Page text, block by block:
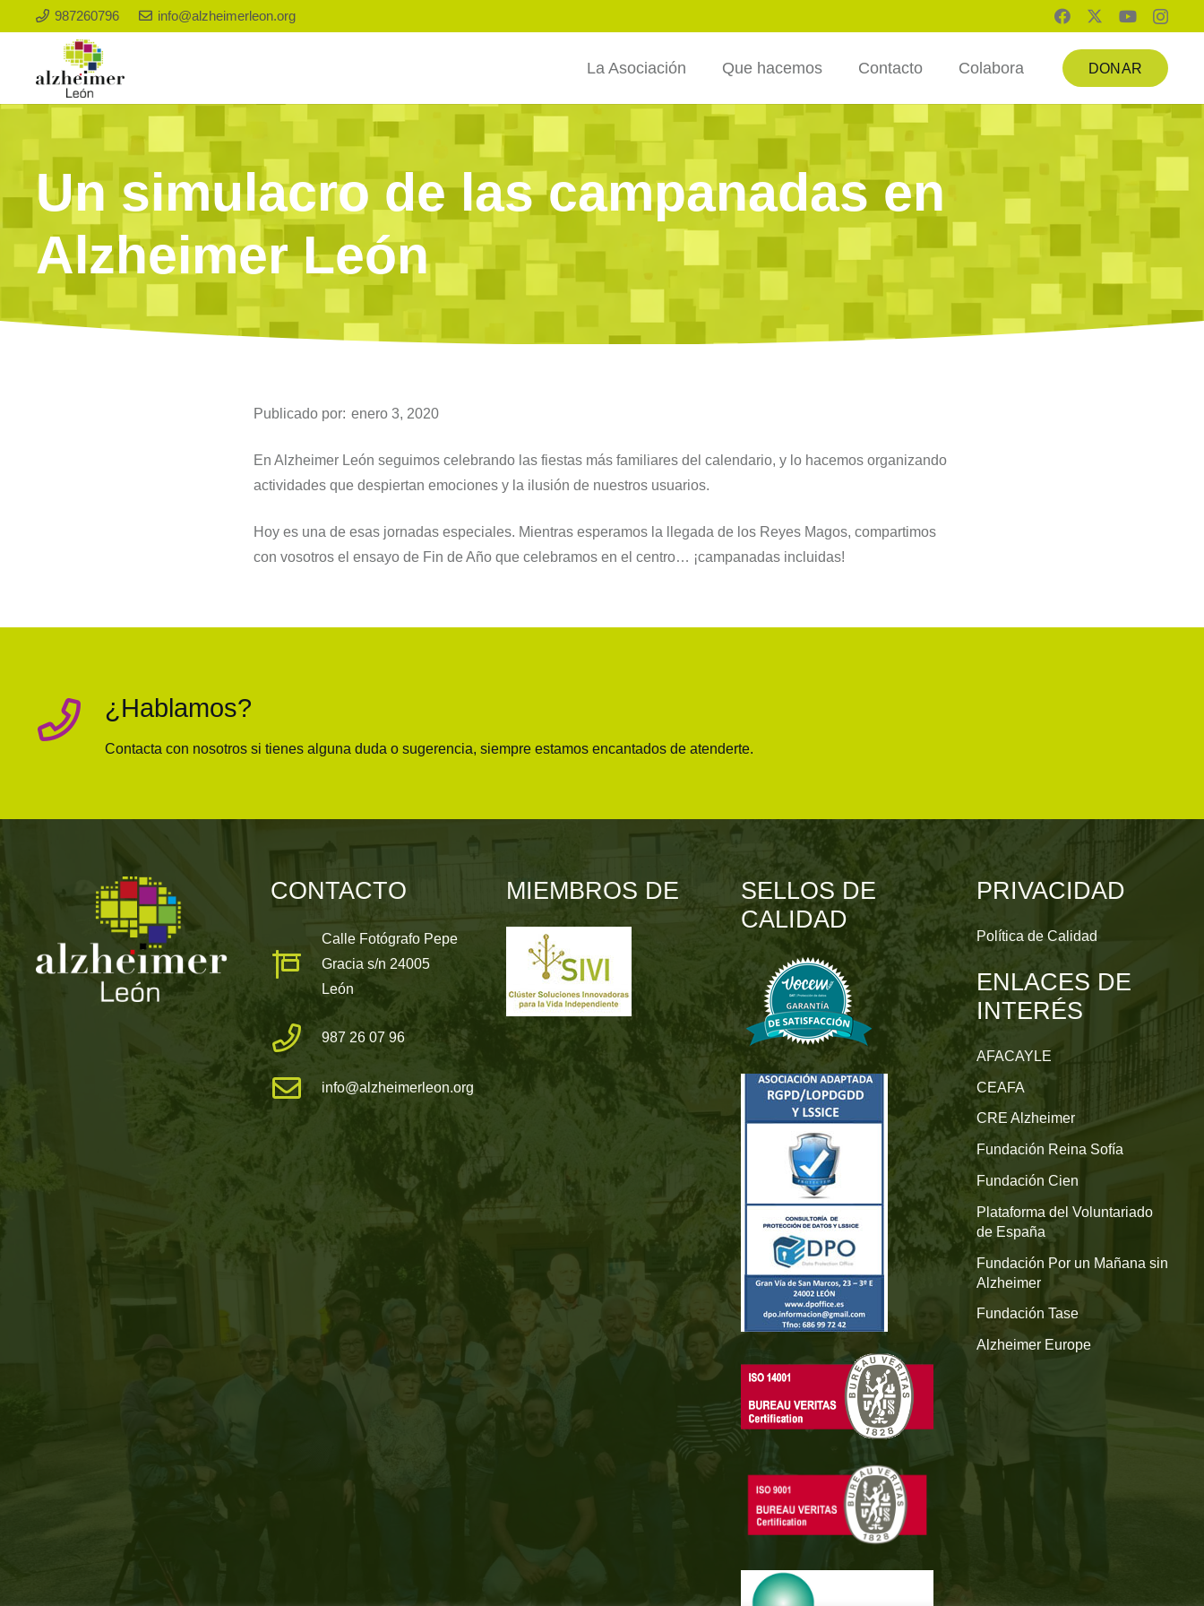
987260796 info@alzheimerleon.org
La Asociación Que hacemos Contacto Colabora DONAR
Un simulacro de las campanadas en
Alzheimer León
Publicado por: enero 3, 2020
En Alzheimer León seguimos celebrando las fiestas más familiares del calendario, y lo hacemos organizando
actividades que despiertan emociones y la ilusión de nuestros usuarios.
Hoy es una de esas jornadas especiales. Mientras esperamos la llegada de los Reyes Magos, compartimos
con vosotros el ensayo de Fin de Año que celebramos en el centro… ¡campanadas incluidas!
¿Hablamos?
Contacta con nosotros si tienes alguna duda o sugerencia, siempre estamos encantados de atenderte.
CONTACTO
Calle Fotógrafo Pepe
Gracia s/n 24005
León
987 26 07 96
info@alzheimerleon.org
MIEMBROS DE
SELLOS DE
CALIDAD
PRIVACIDAD
Política de Calidad
ENLACES DE
INTERÉS
AFACAYLE
CEAFA
CRE Alzheimer
Fundación Reina Sofía
Fundación Cien
Plataforma del Voluntariado
de España
Fundación Por un Mañana sin
Alzheimer
Fundación Tase
Alzheimer Europe